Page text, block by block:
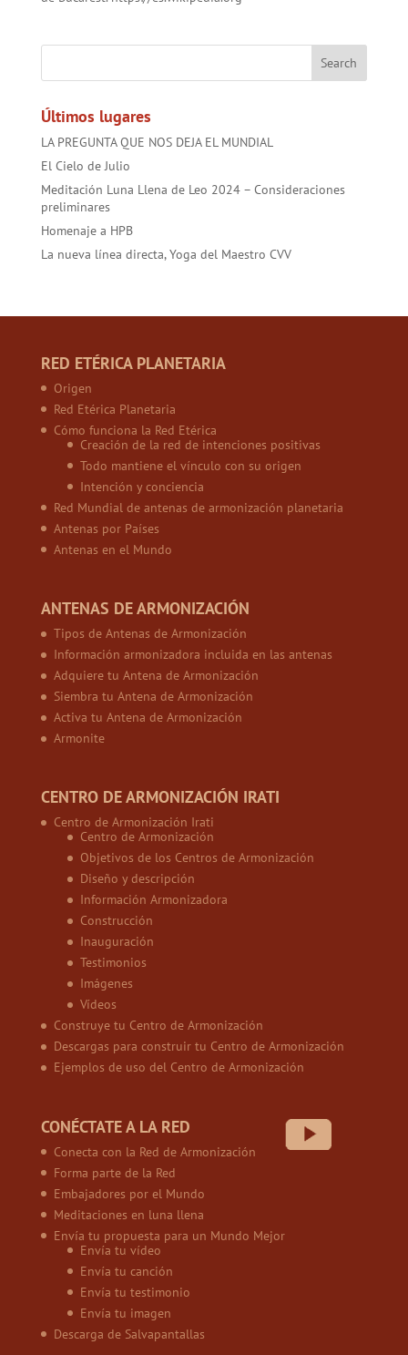
Últimos lugares
LA PREGUNTA QUE NOS DEJA EL MUNDIAL
El Cielo de Julio
Meditación Luna Llena de Leo 2024 – Consideraciones
preliminares
Homenaje a HPB
La nueva línea directa, Yoga del Maestro CVV
RED ETÉRICA PLANETARIA
Origen
Red Etérica Planetaria
Cómo funciona la Red Etérica
Creación de la red de intenciones positivas
Todo mantiene el vínculo con su origen
Intención y conciencia
Red Mundial de antenas de armonización planetaria
Antenas por Países
Antenas en el Mundo
ANTENAS DE ARMONIZACIÓN
Tipos de Antenas de Armonización
Información armonizadora incluida en las antenas
Adquiere tu Antena de Armonización
Siembra tu Antena de Armonización
Activa tu Antena de Armonización
Armonite
CENTRO DE ARMONIZACIÓN IRATI
Centro de Armonización Irati
Centro de Armonización
Objetivos de los Centros de Armonización
Diseño y descripción
Información Armonizadora
Construcción
Inauguración
Testimonios
Imágenes
Vídeos
Construye tu Centro de Armonización
Descargas para construir tu Centro de Armonización
Ejemplos de uso del Centro de Armonización
CONÉCTATE A LA RED
Conecta con la Red de Armonización
Forma parte de la Red
Embajadores por el Mundo
Meditaciones en luna llena
Envía tu propuesta para un Mundo Mejor
Envía tu vídeo
Envía tu canción
Envía tu testimonio
Envía tu imagen
Descarga de Salvapantallas